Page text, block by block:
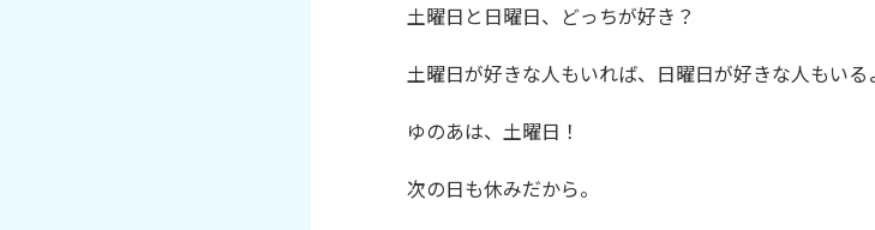
土曜日と日曜日、どっちが好き？
土曜日が好きな人もいれば、日曜日が好きな人もいる
ゆのあは、土曜日！
次の日も休みだから。